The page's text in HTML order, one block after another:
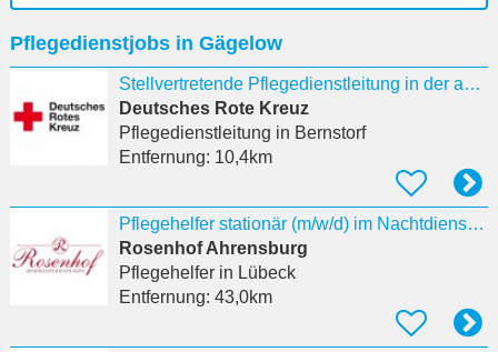
eingeben
Pflegedienstjobs in Gägelow
Stellvertretende Pflegedienstleitung in der ambulanten Pflege (m/w/d) für den Standort Gadebusch
Deutsches Rote Kreuz
Pflegedienstleitung in Bernstorf
Entfernung: 10,4km
Pflegehelfer stationär (m/w/d) im Nachtdienst, in Teilzeit in Ahrensburg
Rosenhof Ahrensburg
Pflegehelferin Lübeck
Entfernung: 43,0km